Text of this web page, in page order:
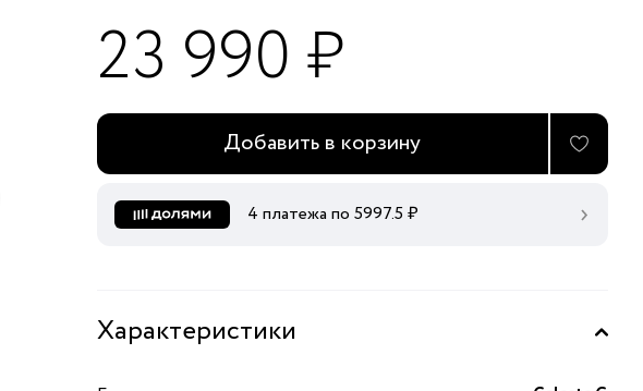
23 990 ₽
Добавить в корзину
4 платежа по 5997.5 ₽
Характеристики